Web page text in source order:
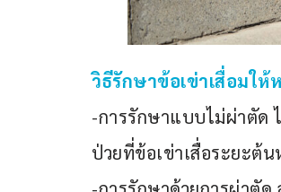
วิธีรักษาข้อเข่าเสื่อมใ
-การรักษาแบบไม่ผ่าตัด
ป่วยที่ข้อเข่าเสื่อระยะต้